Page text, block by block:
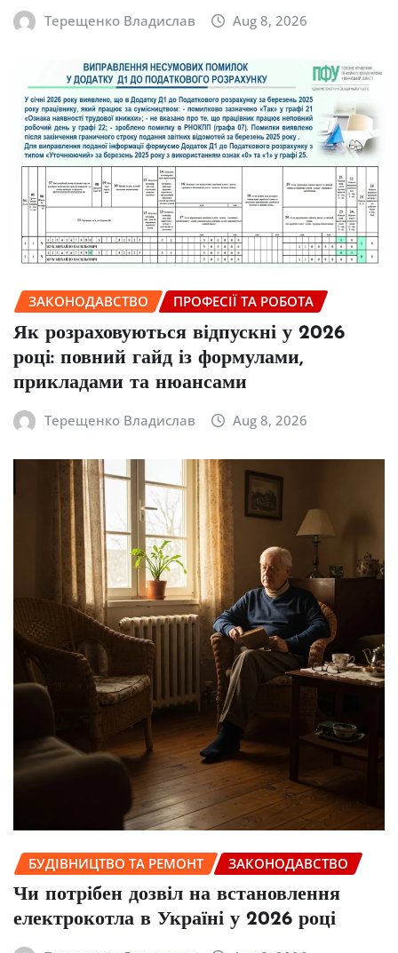
Терещенко Владислав Aug 8, 2026
ЗАКОНОДАВСТВО ПРОФЕСІЇ ТА РОБОТА
Як розраховуються відпускні у 2026
році: повний гайд із формулами,
прикладами та нюансами
Терещенко Владислав Aug 8, 2026
БУДІВНИЦТВО ТА РЕМОНТ ЗАКОНОДАВСТВО
Чи потрібен дозвіл на встановлення
електрокотла в Україні у 2026 році